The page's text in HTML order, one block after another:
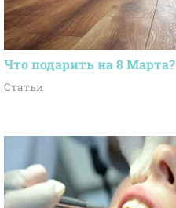
Что подарить на 8 Марта?
Статьи